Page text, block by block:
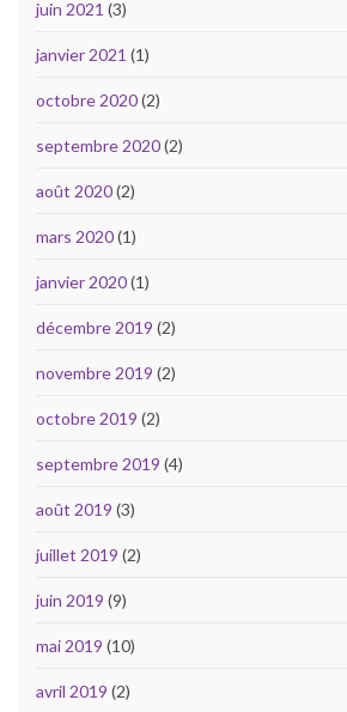
juin 2021 (3)
janvier 2021 (1)
octobre 2020(2)
septembre 2020(2)
août 2020(2)
mars 2020(1)
janvier 2020(1)
décembre 2019 (2)
novembre 2019 (2)
octobre 2019 (2)
septembre 2019 (4)
août 2019 (3)
juillet 2019 (2)
juin 2019 (9)
mai 2019 (10)
avril 2019 (2)